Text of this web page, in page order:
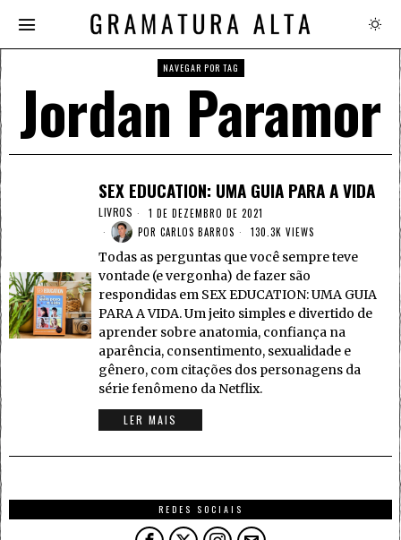
NAVEGAR POR TAG
Jordan Paramor
SEX EDUCATION: UMA GUIA PARA A VIDA
LIVROS
1 DE DEZEMBRO DE 2021
POR CARLOS BARROS 130.3K VIEWS
Todas as perguntas que você sempre teve
vontade (e vergonha) de fazer são
respondidas em SEX EDUCATION: UMA GUIA
PARA A VIDA. Um jeito simples e divertido de
aprender sobre anatomia, confiança na
aparência, consentimento, sexualidade e
gênero, com citações dos personagens da
série fenômeno da Netflix.
LER MAIS
REDES SOCIAIS